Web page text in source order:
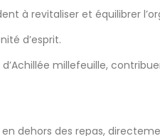
à revitaliser et équilibrer
d’esprit.
millefeuille,
dehors des repas,